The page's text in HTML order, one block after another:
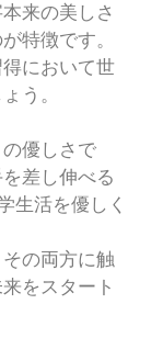
来の美しさ
特徴です。
において世
う。
優しさで
差し伸べる
生活を優しく
の両方に触
をスタート